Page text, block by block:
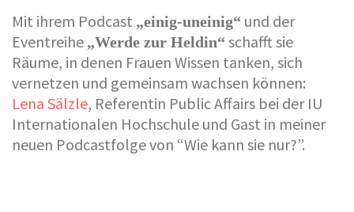
Mit ihrem Podcast „einig-uneinig“ und der
Eventreihe „Werde zur Heldin“schafft sie
Räume, in denen Frauen Wissen tanken, sich
vernetzen und gemeinsam wachsen können:
Lena Sälzle, Referentin Public Affairs bei der IU
Internationalen Hochschule und Gast in meiner
neuen Podcastfolge von “Wie kann sie nur?”.